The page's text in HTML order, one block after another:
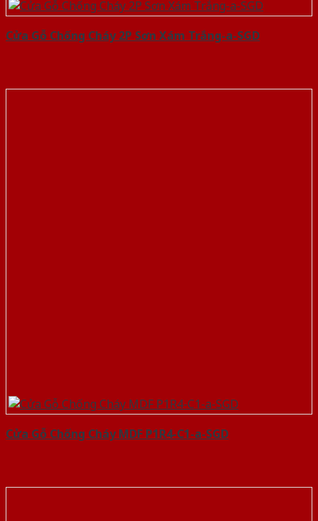
Cửa Gỗ Chống Cháy 2P Sơn Xám Trắng-a-SGD
Cửa Gỗ Chống Cháy MDF P1R4-C1-a-SGD